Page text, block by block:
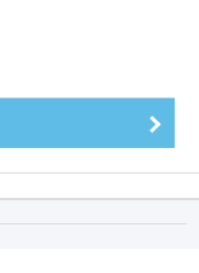
チジク尽くしの全4種が